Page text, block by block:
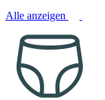
Alle anzeigen